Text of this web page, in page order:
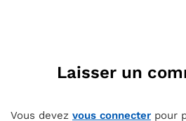
Laisser un
Vous devez vous connecter pour